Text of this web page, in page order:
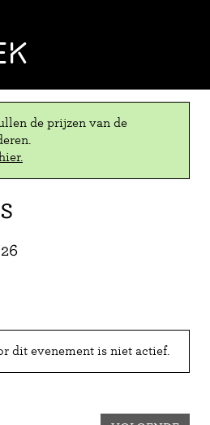
de prijzen van de
dit evenement is niet actief.